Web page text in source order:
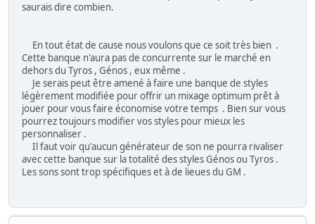
saurais dire combien.
En tout état de cause nous voulons que ce soit très bien .
Cette banque n'aura pas de concurrente sur le marché en
dehors du Tyros , Génos , eux même .
Je serais peut être amené à faire une banque de styles
légèrement modifiée pour offrir un mixage optimum prêt à
jouer pour vous faire économise votre temps . Bien sur vous
pourrez toujours modifier vos styles pour mieux les
personnaliser .
Il faut voir qu'aucun générateur de son ne pourra rivaliser
avec cette banque sur la totalité des styles Génos ou Tyros .
Les sons sont trop spécifiques et à de lieues du GM .